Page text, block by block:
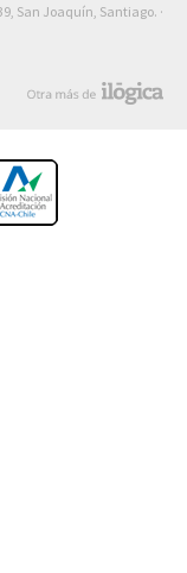
San Joaquín, Santiago. ·